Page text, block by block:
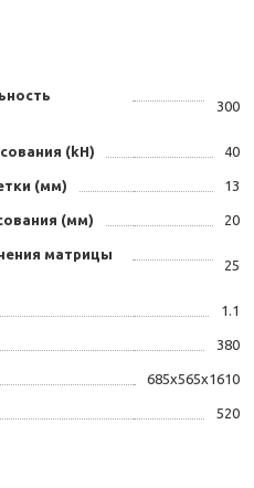
300
(kH) 40
(мм) 13
(мм) 20
матрицы
25
1.1
380
685x565x1610
520